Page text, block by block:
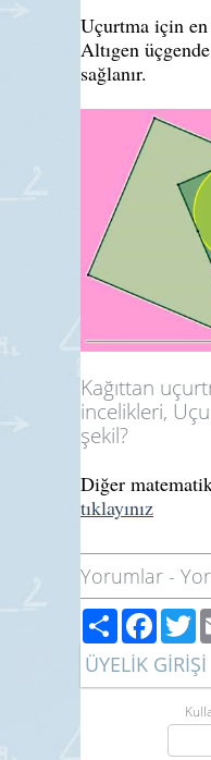
Uçurtma için en
Altıgen
sağlanır.
Kağıttan
incelikleri,
şekil?
Diğer
tıklayınız
Yorumlar -
Paylaş
ÜYELİK GİRİŞİ